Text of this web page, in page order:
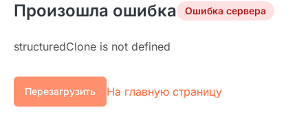
Произошла ошибка Ошибка сервера
structuredClone is not defined
Перезагрузить На главную страницу